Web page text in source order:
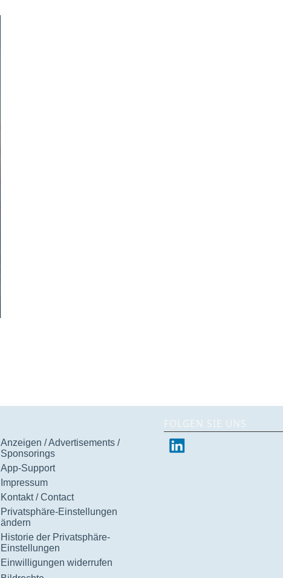
Anzeigen / Advertisements /
Sponsorings
App-Support
Impressum
Kontakt / Contact
Privatsphäre-Einstellungen
ändern
Historie der Privatsphäre-
Einstellungen
Einwilligungen widerrufen
FOLGEN SIE UNS